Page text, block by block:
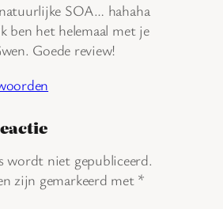
SOA… hahaha
ben het helemaal met je
Goede review!
wordt niet gepubliceerd.
zijn gemarkeerd met *